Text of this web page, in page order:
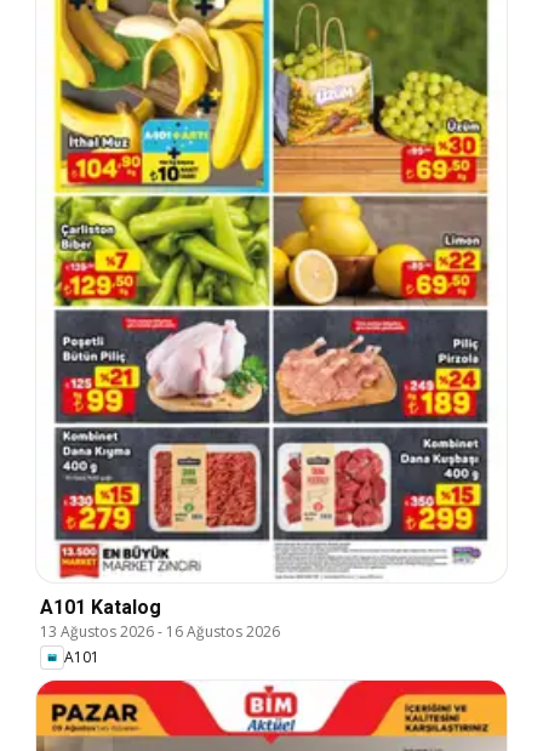
A101 Katalog
13 Ağustos 2026- 16 Ağustos 2026
A101